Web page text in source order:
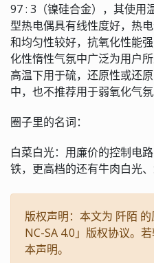
97 : 3（镍硅合金），其使
型热电偶具有线性度好，热
和均匀性较好，抗氧化性能
化性惰性气氛中广泛为用户
高温下用于硫，还原性或还
中，也不推荐用于弱氧化气氛
圈子里的名词：
白菜白光：用廉价的控制电
铁，更高档的还有牛肉白光、
版权声明：本文为 阡陌
NC-SA 4.0」版权协议。
本声明。